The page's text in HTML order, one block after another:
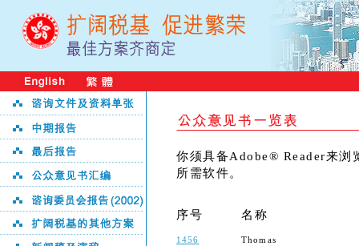
你须具备Adobe® Reader来浏
所需软件。
序号 名称
1456
Thomas